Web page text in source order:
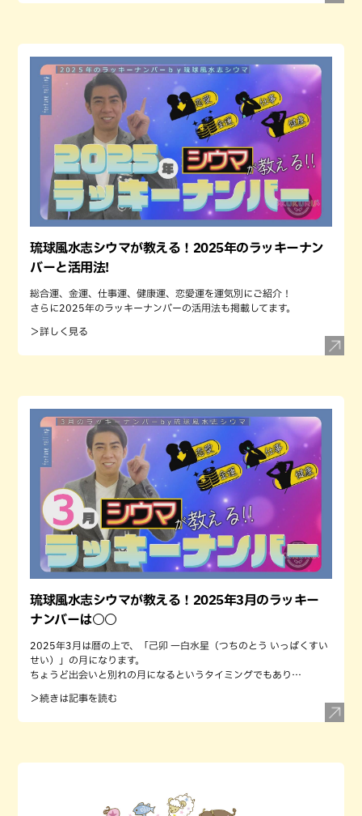
琉球風水志シウマが教える！2025年のラッキーナン
バーと活用法!
総合運、金運、仕事運、健康運、恋愛運を運気別にご紹介！
さらに2025年のラッキーナンバーの活用法も掲載してます。
＞詳しく見る
琉球風水志シウマが教える！2025年3月のラッキー
ナンバーは○○
2025年3月は暦の上で、「己卯 一白水星（つちのとう いっぱくすい
せい）」の月になります。
ちょうど出会いと別れの月になるというタイミングでもあり…
＞続きは記事を読む